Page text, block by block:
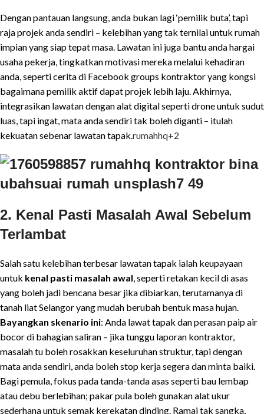
Dengan pantauan langsung, anda bukan lagi ‘pemilik buta’, tapi
raja projek anda sendiri – kelebihan yang tak ternilai untuk rumah
impian yang siap tepat masa. Lawatan ini juga bantu anda hargai
usaha pekerja, tingkatkan motivasi mereka melalui kehadiran
anda, seperti cerita di Facebook groups kontraktor yang kongsi
bagaimana pemilik aktif dapat projek lebih laju. Akhirnya,
integrasikan lawatan dengan alat digital seperti drone untuk sudut
luas, tapi ingat, mata anda sendiri tak boleh diganti – itulah
kekuatan sebenar lawatan tapak. rumahhq+2
2. Kenal Pasti Masalah Awal Sebelum
Terlambat
Salah satu kelebihan terbesar lawatan tapak ialah keupayaan
untuk kenal pasti masalah awal , seperti retakan kecil di asas
yang boleh jadi bencana besar jika dibiarkan, terutamanya di
tanah liat Selangor yang mudah berubah bentuk masa hujan.
Bayangkan skenario ini: Anda lawat tapak dan perasan paip air
bocor di bahagian saliran – jika tunggu laporan kontraktor,
masalah tu boleh rosakkan keseluruhan struktur, tapi dengan
mata anda sendiri, anda boleh stop kerja segera dan minta baiki.
Bagi pemula, fokus pada tanda-tanda asas seperti bau lembap
atau debu berlebihan; pakar pula boleh gunakan alat ukur
sederhana untuk semak kerekatan dinding. Ramai tak sangka,